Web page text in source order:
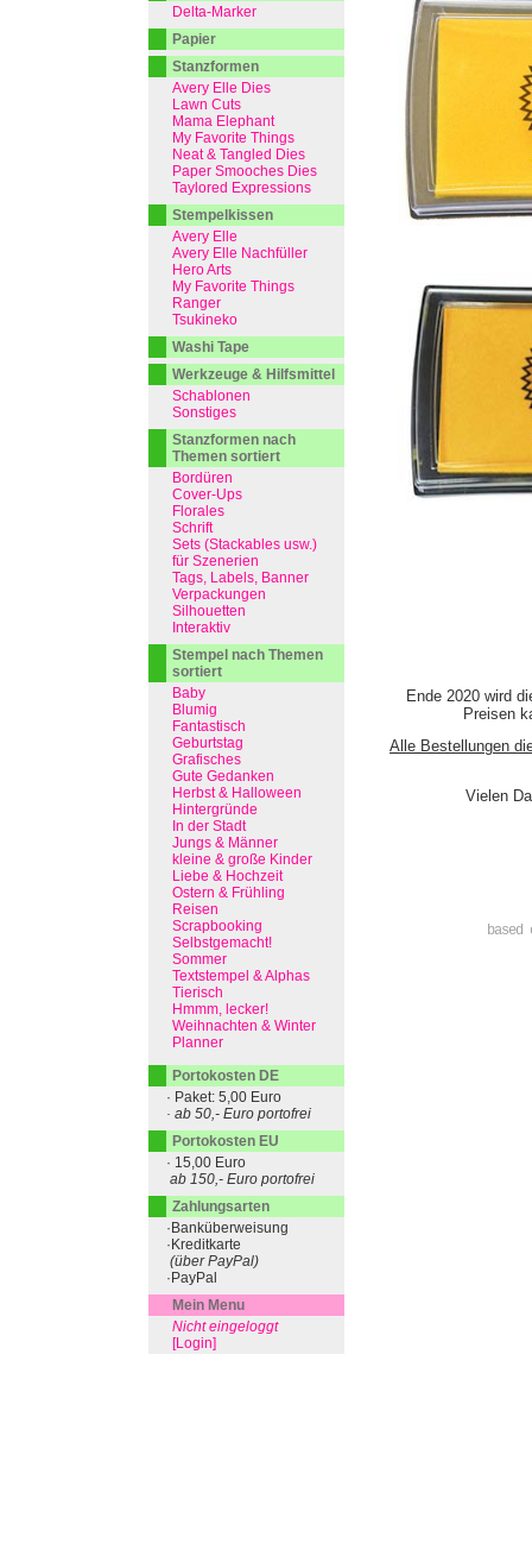
Ende 2020 wird
Preisen
Alle Bestellungen
Vielen
Delta-Marker
Papier
Stanzformen
Avery Elle Dies
Lawn Cuts
Mama Elephant
My Favorite Things
Neat & Tangled Dies
Paper Smooches Dies
Taylored Expressions
Stempelkissen
Avery Elle
Avery Elle Nachfüller
Hero Arts
My Favorite Things
Ranger
Tsukineko
Washi Tape
Werkzeuge & Hilfsmittel
Schablonen
Sonstiges
Stanzformen nach
Themen sortiert
Bordüren
Cover-Ups
Florales
Schrift
Sets (Stackables usw.)
für Szenerien
Tags, Labels, Banner
Verpackungen
Silhouetten
Interaktiv
Stempel nach Themen
sortiert
Baby
Blumig
Fantastisch
Geburtstag
Grafisches
Gute Gedanken
Herbst & Halloween
Hintergründe
In der Stadt
Jungs & Männer
kleine & große Kinder
Liebe & Hochzeit
Ostern & Frühling
Reisen
Scrapbooking
Selbstgemacht!
Sommer
Textstempel & Alphas
Tierisch
Hmmm, lecker!
Weihnachten & Winter
Planner
Portokosten DE
· Paket: 5,00 Euro
· ab 50,- Euro portofrei
Portokosten EU
· 15,00 Euro
ab 150,- Euro portofrei
Zahlungsarten
·Banküberweisung
·Kreditkarte
(über PayPal)
·PayPal
Mein Menu
Nicht eingeloggt
[Login]